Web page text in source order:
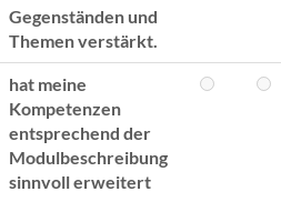
Gegenständen und
Themen verstärkt.
hat meine
Kompetenzen
entsprechend der
Modulbeschreibung
sinnvoll erweitert